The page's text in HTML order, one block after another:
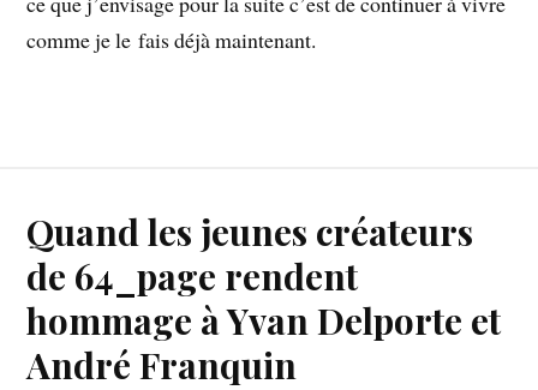
comme je le fais déjà maintenant.
Quand les jeunes créateurs
de 64_page rendent
hommage à Yvan Delporte et
André Franquin